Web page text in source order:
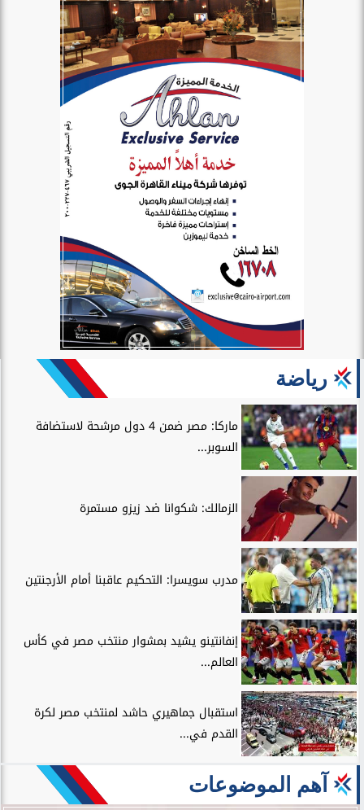
رياضة
ماركا: مصر ضمن 4 دول مرشحة لاستضافة
السوبر...
الزمالك: شكوانا ضد زيزو مستمرة
مدرب سويسرا: التحكيم عاقبنا أمام الأرجنتين
إنفانتينو يشيد بمشوار منتخب مصر في كأس
العالم...
استقبال جماهيري حاشد لمنتخب مصر لكرة
القدم في...
آهم الموضوعات